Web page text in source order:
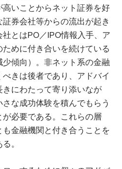
いことからネット証券を好
券会社等からの流出が起き
とはPO／IPO情報入手、ア
めに付き合いを続けている
傾向）。非ネット系の金融
きは後者であり、アドバイ
にわたって寄り添いなが
な成功体験を積んでもらう
必要である。これらの層
金融機関と付き合うことを
。